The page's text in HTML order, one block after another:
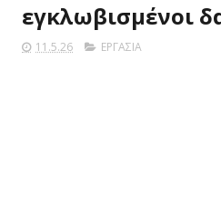
εγκλωβισμένοι
11.5.26 ΕΡΓΑΣΙΑ